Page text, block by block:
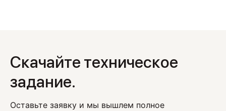
Скачайте техническое
задание.
Оставьте заявку и мы вышлем полное